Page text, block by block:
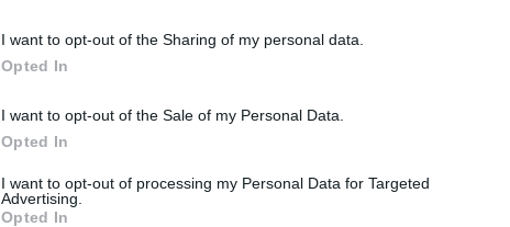
I want to opt-out of the Sharing of my personal data.
Opted In
I want to opt-out of the Sale of my Personal Data.
Opted In
I want to opt-out of processing my Personal Data for Targeted
Advertising.
Opted In
Publicidad